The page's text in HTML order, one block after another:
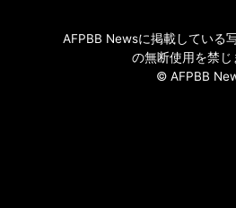
AFPBB Newsに掲載している
の無断使用を禁じ
© AFPBB